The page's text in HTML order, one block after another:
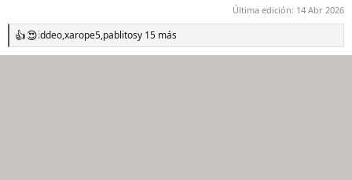
Última edición: 14 Abr 2026
R
e
iddeo,xarope5,pablitosy 15 más